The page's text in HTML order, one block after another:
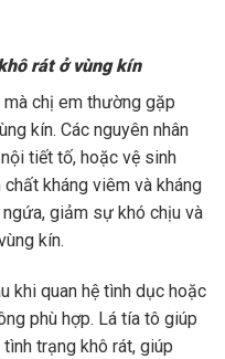
rát ở vùng kín
chị em thường gặp
kín. Các nguyên nhân
tiết tố, hoặc vệ sinh
kháng viêm và kháng
giảm sự khó chịu và
kín.
khi quan hệ tình dục hoặc
phù hợp. Lá tía tô giúp
trạng khô rát, giúp